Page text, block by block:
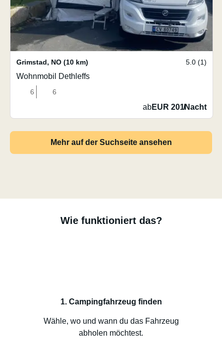
Grimstad, NO (10 km) 5.0 (1)
Wohnmobil Dethleffs
6 6
abEUR 201/Nacht
Mehr auf der Suchseite ansehen
Wie funktioniert das?
1. Campingfahrzeug finden
Wähle, wo und wann du das Fahrzeug
abholen möchtest.